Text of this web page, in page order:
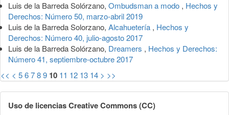
Luis de la Barreda Solórzano, Ombudsman a modo , Hechos y
Derechos: Número 50, marzo-abril 2019
Luis de la Barreda Solorzano, Alcahuetería , Hechos y
Derechos: Número 40, julio-agosto 2017
Luis de la Barreda Solórzano, Dreamers , Hechos y Derechos:
Número 41, septiembre-octubre 2017
<< < 56789 10 11 12 13 14 > >>
Uso de licencias Creative Commons (CC)